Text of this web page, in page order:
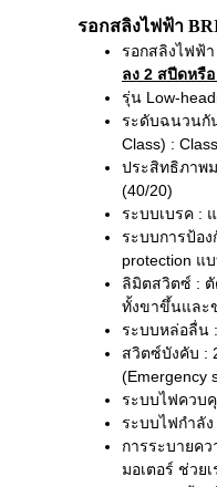
รอกสลิงไฟฟ้า
รอกสลิงไฟฟ้
ลง 2 สปีดหรื
รุ่น Low-
ระดับฉนวนกั
Class) :
ประสิทธิภาพม
(40/20)
ระบบเบรค :
ระบบการป้อง
protection แ
ลิมิตสวิตซ์ : ตั
ทั้งขาขึ้นและ
ระบบหล่อลื่น
สวิตซ์บังคับ :
(Emergency
ระบบไฟควบคุ
ระบบไฟกำลัง
การระบายค
มอเตอร์ ช่วย